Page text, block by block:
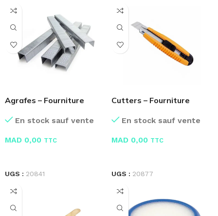
Agrafes – Fourniture
En stock sauf vente
MAD 0,00 TTC
UGS : 20841
Cutters – Fourniture
En stock sauf vente
MAD 0,00 TTC
UGS : 20877